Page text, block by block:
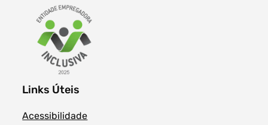
Links Úteis
Acessibilidade